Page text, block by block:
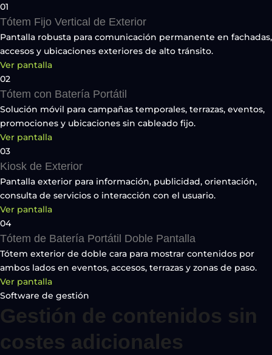
01
Tótem Fijo Vertical de Exterior
Pantalla robusta para comunicación permanente en fachadas,
accesos y ubicaciones exteriores de alto tránsito.
Ver pantalla
02
Tótem con Batería Portátil
Solución móvil para campañas temporales, terrazas, eventos,
promociones y ubicaciones sin cableado fijo.
Ver pantalla
03
Kiosk de Exterior
Pantalla exterior para información, publicidad, orientación,
consulta de servicios o interacción con el usuario.
Ver pantalla
04
Tótem de Batería Portátil Doble Pantalla
Tótem exterior de doble cara para mostrar contenidos por
ambos lados en eventos, accesos, terrazas y zonas de paso.
Ver pantalla
Software de gestión
Gestión de contenidos sin
costes adicionales